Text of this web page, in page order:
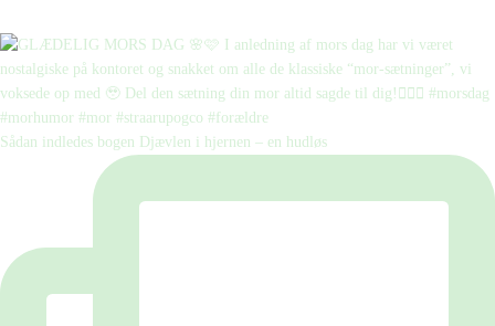
Sådan indledes bogen Djævlen i hjernen – en hudløs